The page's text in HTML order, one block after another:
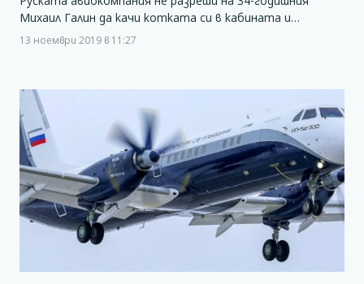
Михаил Галин да качи котката си в кабината и…
13 ноември 2019 в 11:27